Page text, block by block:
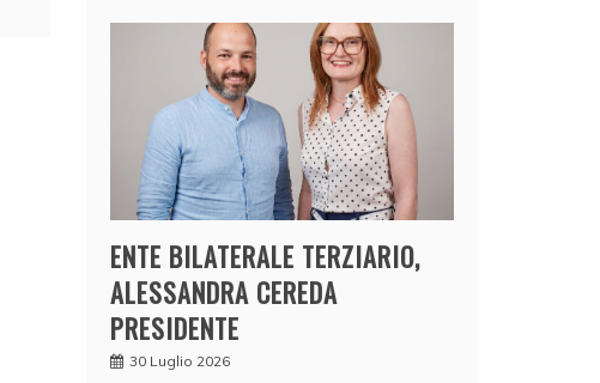
ENTE BILATERALE TERZIARIO,
ALESSANDRA CEREDA
PRESIDENTE
30 Luglio 2026